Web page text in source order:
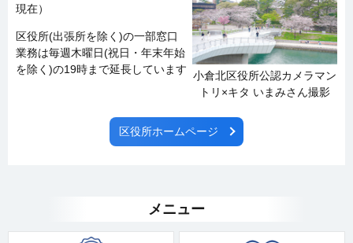
小倉北区役所公認カメラマン
トリ×キタ いまみさん撮影
現在）
区役所(出張所を除く)の一部窓口
業務は毎週木曜日(祝日・年末年始
を除く)の19時まで延長しています
区役所ホームページ
メニュー